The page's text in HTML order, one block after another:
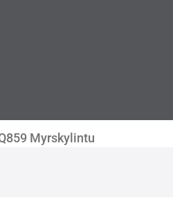
Myrskylintu